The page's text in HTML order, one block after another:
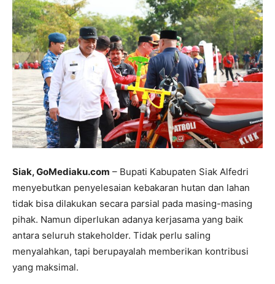
Siak, GoMediaku.com – Bupati Kabupaten Siak Alfedri
menyebutkan penyelesaian kebakaran hutan dan lahan
tidak bisa dilakukan secara parsial pada masing-masing
pihak. Namun diperlukan adanya kerjasama yang baik
antara seluruh stakeholder. Tidak perlu saling
menyalahkan, tapi berupayalah memberikan kontribusi
yang maksimal.